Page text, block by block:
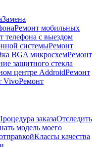
Замена
Ремонт мобильных
телефона с выездом
системыРемонт
BGA микросхемРемонт
защитного стекла
центре AddroidРемонт
VivoРемонт
заказаОтследить
модель моего
Классы качества